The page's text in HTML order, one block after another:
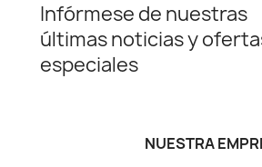
Infórmese de nuestras
últimas noticias y
especiales
NUESTRA